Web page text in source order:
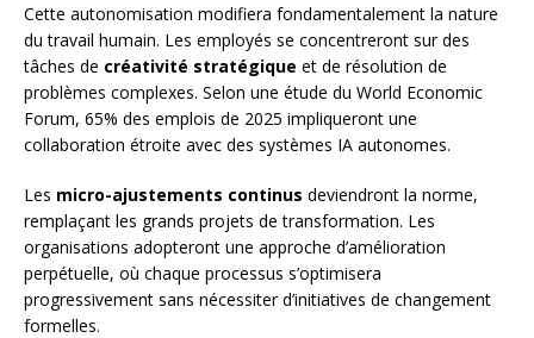
Cette autonomisation modifiera fondamentalement la nature
du travail humain. Les employés se concentreront sur des
tâches de créativité stratégique et de résolution de
problèmes complexes. Selon une étude du World Economic
Forum, 65% des emplois de 2025 impliqueront une
collaboration étroite avec des systèmes IA autonomes.
Les micro-ajustements continus deviendront la norme,
remplaçant les grands projets de transformation. Les
organisations adopteront une approche d’amélioration
perpétuelle, où chaque processus s’optimisera
progressivement sans nécessiter d’initiatives de changement
formelles.